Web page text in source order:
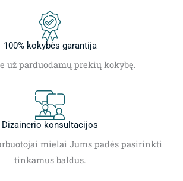
100% kokybės garantija
už parduodamų prekių kokybę.
Dizainerio konsultacijos
mielai Jums padės pasirinkti
tinkamus baldus.